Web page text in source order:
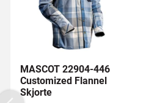
MASCOT 22904-446
Customized Flannel
Skjorte